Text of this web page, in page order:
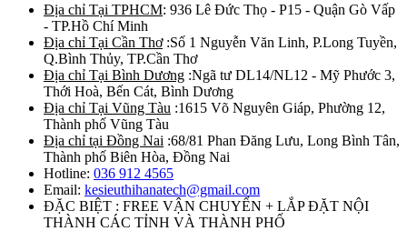
Địa chỉ Tại TPHCM: 936 Lê Đức Thọ - P15 - Quận Gò Vấp
- TP.Hồ Chí Minh
Địa chỉ Tại Cần Thơ:Số 1 Nguyễn Văn Linh, P.Long Tuyền,
Q.Bình Thủy, TP.Cần Thơ
Địa chỉ Tại Bình Dương :Ngã tư DL14/NL12 - Mỹ Phước 3,
Thới Hoà, Bến Cát, Bình Dương
Địa chỉ Tại Vũng Tàu :1615 Võ Nguyên Giáp, Phường 12,
Thành phố Vũng Tàu
Địa chỉ tại Đồng Nai :68/81 Phan Đăng Lưu, Long Bình Tân,
Thành phố Biên Hòa, Đồng Nai
Hotline: 036 912 4565
Email: kesieuthihanatech@gmail.com
ĐẶC BIỆT : FREE VẬN CHUYỂN + LẮP ĐẶT NỘI
THÀNH CÁC TỈNH VÀ THÀNH PHỐ